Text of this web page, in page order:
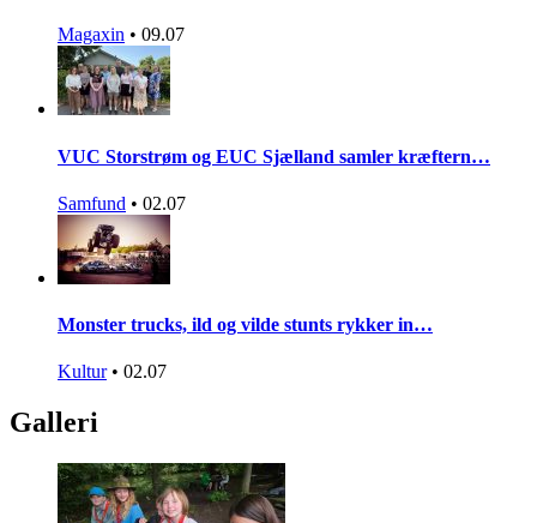
Magaxin • 09.07
VUC Storstrøm og EUC Sjælland samler kræftern…
Samfund • 02.07
Monster trucks, ild og vilde stunts rykker in…
Kultur • 02.07
Galleri